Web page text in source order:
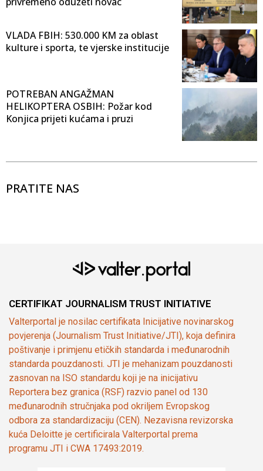
VLADA FBIH: 530.000 KM za oblast
kulture i sporta, te vjerske institucije
POTREBAN ANGAŽMAN
HELIKOPTERA OSBIH: Požar kod
Konjica prijeti kućama i pruzi
PRATITE NAS
CERTIFIKAT JOURNALISM TRUST INITIATIVE
Valterportal je nosilac certifikata Inicijative novinarskog
povjerenja (Journalism Trust Initiative/JTI), koja definira
poštivanje i primjenu etičkih standarda i međunarodnih
standarda pouzdanosti. JTI je mehanizam pouzdanosti
zasnovan na ISO standardu koji je na inicijativu
Reportera bez granica (RSF) razvio panel od 130
međunarodnih stručnjaka pod okriljem Evropskog
odbora za standardizaciju (CEN). Nezavisna revizorska
kuća Deloitte je certificirala Valterportal prema
programu JTI i CWA 17493:2019.